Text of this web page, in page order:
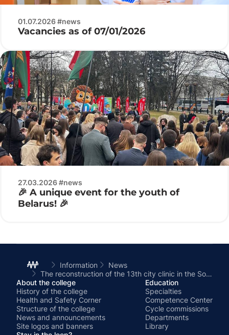
01.07.2026 #news
Vacancies as of 07/01/2026
27.03.2026 #news
🎉 A unique event for the youth of
Belarus! 🎉
Information
News
The reconstruction of the 13th city clinic in the Soviet district of Minsk continues
About the college
History of the college
Health and Safety Corner
Structure of the college
News and announcements
Site logos and banners
Education
Specialties
Competence Center
Cycle commissions
Departments
Library